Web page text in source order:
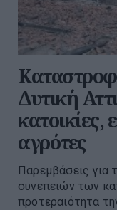
Δυτική
κατοικίες,
αγρότες
Παρεμβάσεις για
συνεπειών των
προτεραιότητα